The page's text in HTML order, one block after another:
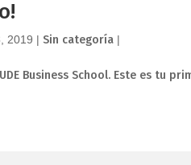
2019 | Sin categoría |
Business School. Este es tu